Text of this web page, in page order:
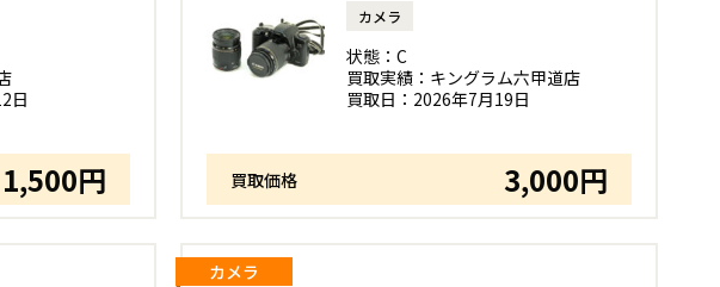
日
1,500円
カメラ
状態：C
買取実績： キングラム六甲道店
買取日： 2026年7月19日
買取価格 3,000円
カメラ